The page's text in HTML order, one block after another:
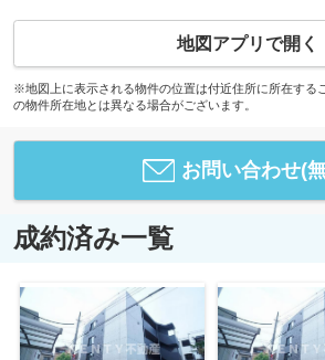
地図アプリで開く
※地図上に表示される物件の位置は付近住所に所在する
の物件所在地とは異なる場合がございます。
お問い合わせ(
成約済み一覧